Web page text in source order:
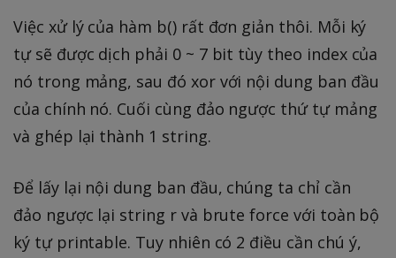
Việc xử lý của hàm b() rất đơn giản thôi. Mỗi ký
tự sẽ được dịch phải 0 ~ 7 bit tùy theo index của
nó trong mảng, sau đó xor với nội dung ban đầu
của chính nó. Cuối cùng đảo ngược thứ tự mảng
và ghép lại thành 1 string.
Để lấy lại nội dung ban đầu, chúng ta chỉ cần
đảo ngược lại string r và brute force với toàn bộ
ký tự printable. Tuy nhiên có 2 điều cần chú ý,